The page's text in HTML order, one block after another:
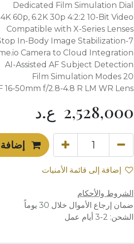
Dedicated Film Simulation Dial
4K 60p, 6.2K 30p 4:2:2 10-Bit Video
Compatible with X-Series Lenses
7-Stop In-Body Image Stabilization
Camera to Cloud Integration
AI-Assisted AF Subject Detection
20 Film Simulation Modes
16-50mm f/2.8-4.8 R LM WR Lens
2,528,000 ع.د
إضافة إلى قائمة الأمنيات
الشروط والأحكام
ضمان إرجاع الأموال خلال 30 يوماً
الشحن: 2-3 أيام عمل